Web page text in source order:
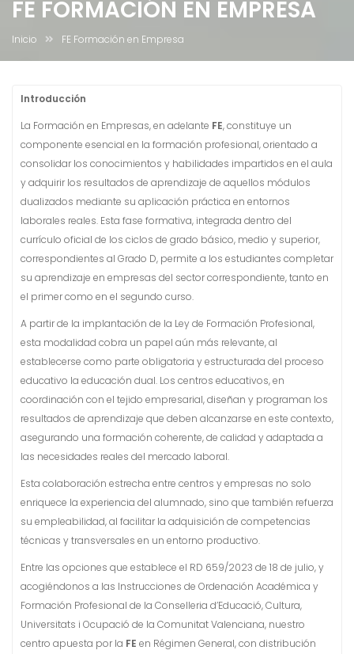
FE FORMACIÓN EN EMPRESA
Inicio FE Formación en Empresa
Introducción
La Formación en Empresas, en adelante FE, constituye un
componente esencial en la formación profesional, orientado a
consolidar los conocimientos y habilidades impartidos en el aula
y adquirir los resultados de aprendizaje de aquellos módulos
dualizados mediante su aplicación práctica en entornos
laborales reales. Esta fase formativa, integrada dentro del
currículo oficial de los ciclos de grado básico, medio y superior,
correspondientes al Grado D, permite a los estudiantes completar
su aprendizaje en empresas del sector correspondiente, tanto en
el primer como en el segundo curso.
A partir de la implantación de la Ley de Formación Profesional,
esta modalidad cobra un papel aún más relevante, al
establecerse como parte obligatoria y estructurada del proceso
educativo la educación dual. Los centros educativos, en
coordinación con el tejido empresarial, diseñan y programan los
resultados de aprendizaje que deben alcanzarse en este contexto,
asegurando una formación coherente, de calidad y adaptada a
las necesidades reales del mercado laboral.
Esta colaboración estrecha entre centros y empresas no solo
enriquece la experiencia del alumnado, sino que también refuerza
su empleabilidad, al facilitar la adquisición de competencias
técnicas y transversales en un entorno productivo.
Entre las opciones que establece el RD 659/2023 de 18 de julio, y
acogiéndonos a las Instrucciones de Ordenación Académica y
Formación Profesional de la Conselleria d’Educació, Cultura,
Universitats i Ocupació de la Comunitat Valenciana, nuestro
centro apuesta por la FE en Régimen General, con distribución